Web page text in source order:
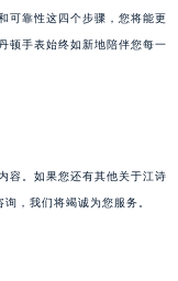
可靠性这四个步骤，您将能更
顿手表始终如新地陪伴您每一
容。如果您还有其他关于江诗
，我们将竭诚为您服务。